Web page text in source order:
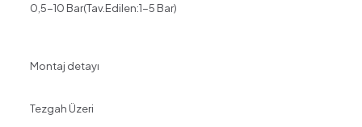
0,5-10 Bar(Tav.Edilen:1-5 Bar)
Montaj detayı
Tezgah Üzeri